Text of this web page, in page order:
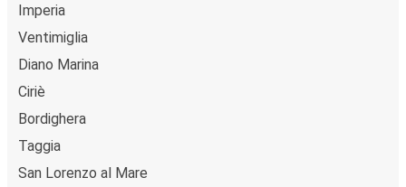
Imperia
Ventimiglia
Diano Marina
Ciriè
Bordighera
Taggia
San Lorenzo al Mare